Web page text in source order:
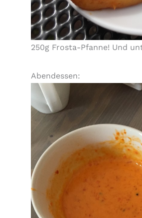
250g Frosta-Pfanne! Und
Abendessen: